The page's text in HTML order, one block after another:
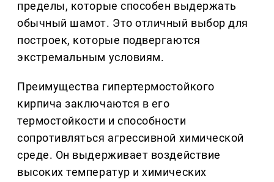
пределы, которые способен выдержать
обычный шамот. Это отличный выбор для
построек, которые подвергаются
экстремальным условиям.
Преимущества гипертермостойкого
кирпича заключаются в его
термостойкости и способности
сопротивляться агрессивной химической
среде. Он выдерживает воздействие
высоких температур и химических